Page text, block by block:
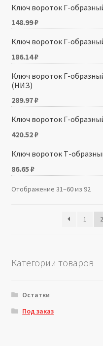
Ключ вороток Г-
148.99₽
Ключ вороток Г-
186.14₽
Ключ вороток Г-
(НИЗ)
289.97₽
Ключ вороток Г-
420.52₽
Ключ вороток Т-
86.65₽
Отображение 31–60 из 92
1 2
Категории товаров
Остатки
Под заказ